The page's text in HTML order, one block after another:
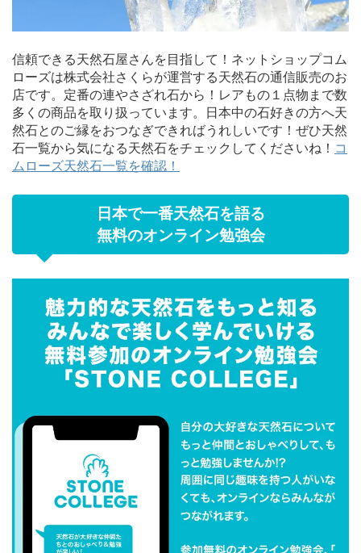
信頼できる天然石屋さんを目指して！ネットショップコム
ローズは株式会社さくらが運営する天然石の通信販売のお
店です。定番の連やさざれ石から！レアもの１点物まで数
多くの商品を取り扱っています。日本中の石好きの方へ天
然石とのご縁をおつなぎできればうれしいです！ぜひ天然
石一覧から気になる天然石をチェックしてくださいね！ コ
ムローズ天然石一覧を確認！
日本で一番天然石を語る
無料のオンライン勉強会